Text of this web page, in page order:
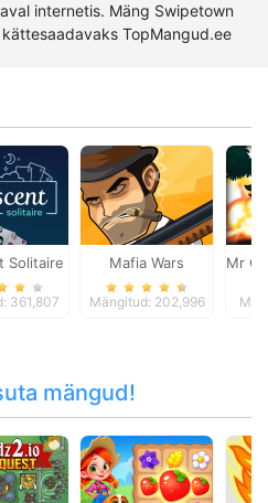
internetis. Mäng Swipetown
TopMangud.ee
Solitaire
361,807
Mafia Wars
Mängitud: 202,996
Mr
mängud!